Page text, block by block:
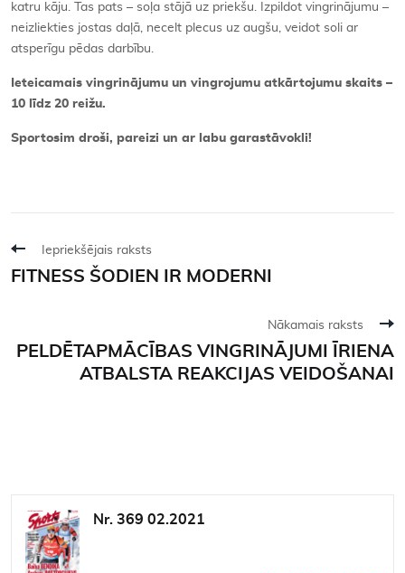
katru kāju. Tas pats – soļa stājā uz priekšu. Izpildot vingrinājumu –
neizliekties jostas daļā, necelt plecus uz augšu, veidot soli ar
atsperīgu pēdas darbību.
Ieteicamais vingrinājumu un vingrojumu atkārtojumu skaits –
10 līdz 20 reižu.
Sportosim droši, pareizi un ar labu garastāvokli!
Iepriekšējais raksts
FITNESS ŠODIEN IR MODERNI
Nākamais raksts
PELDĒTAPMĀCĪBAS VINGRINĀJUMI ĪRIENA
ATBALSTA REAKCIJAS VEIDOŠANAI
Nr. 369 02.2021